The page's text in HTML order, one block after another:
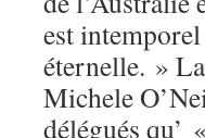
est
éternelle. »
Michele
délégués qu’